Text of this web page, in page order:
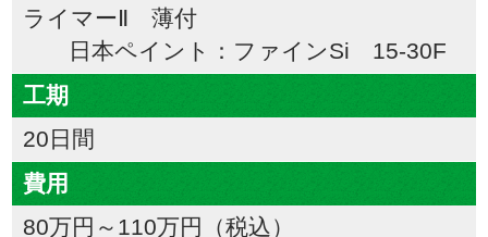
ライマーⅡ 薄付
日本ペイント：ファインSi 15-30F
工期
20日間
費用
80万円～110万円（税込）